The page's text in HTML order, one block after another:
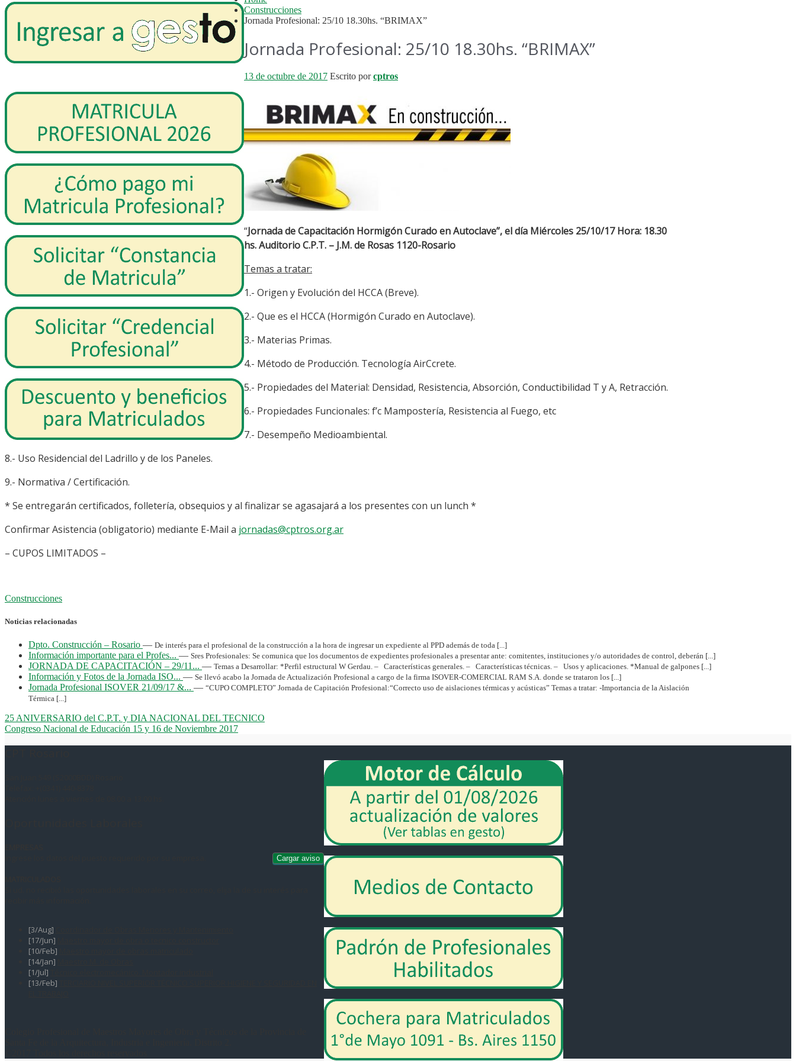
Construcciones
Jornada Profesional: 25/10 18.30hs. “BRIMAX”
Jornada Profesional: 25/10 18.30hs. “BRIMAX”
13 de octubre de 2017 Escrito porcptros
“Jornada de Capacitación Hormigón Curado en Autoclave”, el día Miércoles 25/10/17Hora: 18.30
hs.Auditorio C.P.T. – J.M. de Rosas 1120-Rosario
Temas a tratar:
1.- Origen y Evolución del HCCA (Breve).
2.- Que es el HCCA (Hormigón Curado en Autoclave).
3.- Materias Primas.
4.- Método de Producción. Tecnología AirCcrete.
5.- Propiedades del Material: Densidad, Resistencia, Absorción, Conductibilidad T y A, Retracción.
6.- Propiedades Funcionales: f’c Mampostería, Resistencia al Fuego, etc
7.- Desempeño Medioambiental.
8.- Uso Residencial del Ladrillo y de los Paneles.
9.- Normativa / Certificación.
* Se entregarán certificados, folletería, obsequios y al finalizar se agasajará a los presentes con un lunch *
Confirmar Asistencia (obligatorio) mediante E-Mail a jornadas@cptros.org.ar
– CUPOS LIMITADOS –
Construcciones
Noticias relacionadas
Dpto. Construcción – Rosario — De interés para el profesional de la construcción a la hora de ingresar un expediente al PPD además de toda [...]
Información importante para el Profes... — Sres Profesionales: Se comunica que los documentos de expedientes profesionales a presentar ante: comitentes, instituciones y/o autoridades de control, deberán [...]
JORNADA DE CAPACITACIÓN – 29/11... — Temas a Desarrollar: *Perfil estructural W Gerdau. – Características generales. – Características técnicas. – Usos y aplicaciones. *Manual de galpones [...]
Información y Fotos de la Jornada ISO... — Se llevó acabo la Jornada de Actualización Profesional a cargo de la firma ISOVER-COMERCIAL RAM S.A. donde se trataron los [...]
Jornada Profesional ISOVER 21/09/17 &... — “CUPO COMPLETO” Jornada de Capitación Profesional:“Correcto uso de aislaciones térmicas y acústicas” Temas a tratar: -Importancia de la Aislación
Térmica [...]
25 ANIVERSARIO del C.P.T. y DIA NACIONAL DEL TECNICO
Congreso Nacional de Educación 15 y 16 de Noviembre 2017
[3/Aug]
[17/Jun]
[10/Feb]
[14/Jan]
[1/Jul]
[13/Feb]